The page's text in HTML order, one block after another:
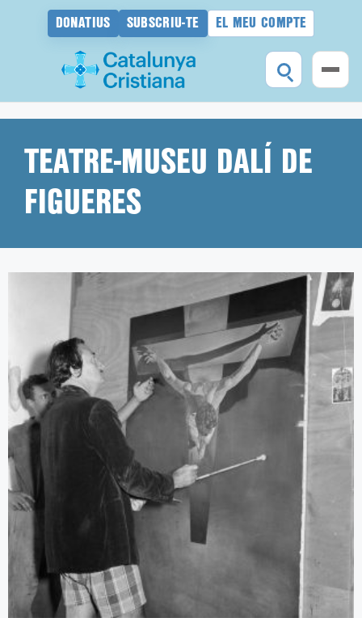
DONATIUS SUBSCRIU-TE EL MEU COMPTE
contingutTEATRE-MUSEU DALÍ DE
FIGUERES